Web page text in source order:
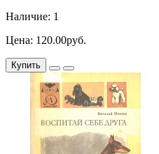
Наличие: 1
Цена: 120.00руб.
Купить